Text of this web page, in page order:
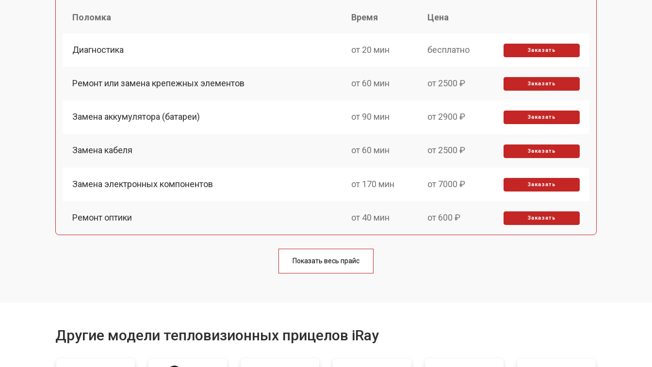
Поломка Время Цена
Диагностика от 20 мин бесплатно Заказать
Ремонт или замена крепежных элементов от 60 мин от 2500 ₽ Заказать
Замена аккумулятора (батареи) от 90 мин от 2900 ₽ Заказать
Замена кабеля от 60 мин от 2500 ₽ Заказать
Замена электронных компонентов от 170 мин от 7000 ₽ Заказать
Ремонт оптики от 40 мин от 600 ₽ Заказать
от 170 мин
Показать весь прайс
Другие модели тепловизионных прицелов iRay